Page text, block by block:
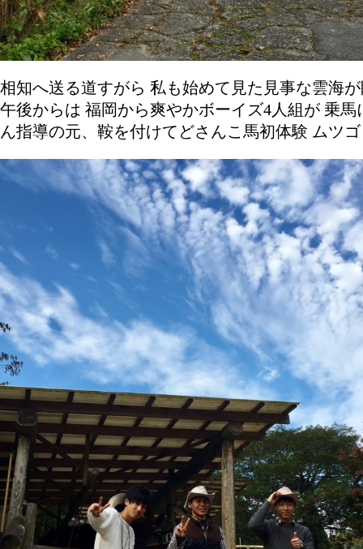
相知へ送る道すがら 私も始めて見た見事な雲海
午後からは 福岡から爽やかボーイズ4人組が 乗
ん指導の元、鞍を付けてどさんこ馬初体験 ムツ